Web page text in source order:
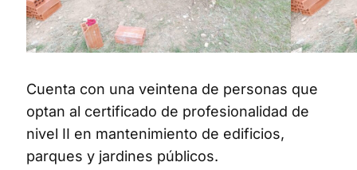
Cuenta con una veintena de personas que
optan al certificado de profesionalidad de
nivel II en mantenimiento de edificios,
parques y jardines públicos.